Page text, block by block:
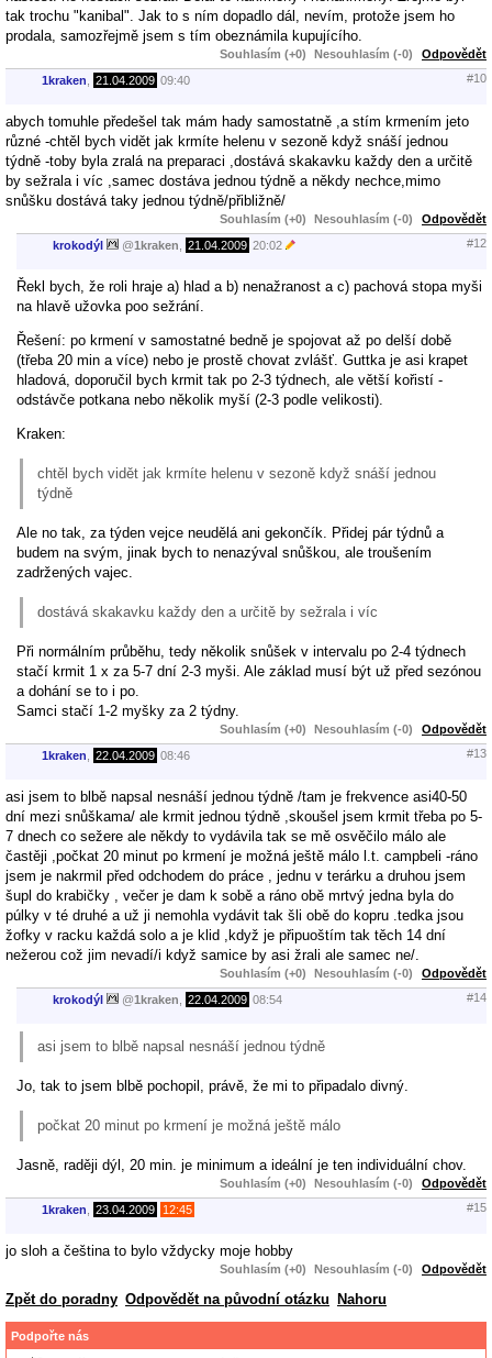
tak trochu "kanibal". Jak to s ním dopadlo dál, nevím, protože jsem ho
prodala, samozřejmě jsem s tím obeznámila kupujícího.
Souhlasím (+0) Nesouhlasím (-0) Odpovědět
1kraken 21.04.2009 09:40 #10
abych tomuhle předešel tak mám hady samostatně ,a stím krmením jeto
různé -chtěl bych vidět jak krmíte helenu v sezoně když snáší jednou
týdně -toby byla zralá na preparaci ,dostává skakavku každy den a určitě
by sežrala i víc ,samec dostáva jednou týdně a někdy nechce,mimo
snůšku dostává taky jednou týdně/přibližně/
Souhlasím (+0) Nesouhlasím (-0) Odpovědět
krokodýl @1kraken 21.04.2009 20:02 #12
Řekl bych, že roli hraje a) hlad a b) nenažranost a c) pachová stopa myši
na hlavě užovka poo sežrání.
Řešení: po krmení v samostatné bedně je spojovat až po delší době
(třeba 20 min a více) nebo je prostě chovat zvlášť. Guttka je asi krapet
hladová, doporučil bych krmit tak po 2-3 týdnech, ale větší kořistí -
odstávče potkana nebo několik myší (2-3 podle velikosti).
Kraken:
chtěl bych vidět jak krmíte helenu v sezoně když snáší jednou
týdně
Ale no tak, za týden vejce neudělá ani gekončík. Přidej pár týdnů a
budem na svým, jinak bych to nenazýval snůškou, ale troušením
zadržených vajec.
dostává skakavku každy den a určitě by sežrala i víc
Při normálním průběhu, tedy několik snůšek v intervalu po 2-4 týdnech
stačí krmit 1 x za 5-7 dní 2-3 myši. Ale základ musí být už před sezónou
a dohání se to i po.
Samci stačí 1-2 myšky za 2 týdny.
Souhlasím (+0) Nesouhlasím (-0) Odpovědět
1kraken 22.04.2009 08:46 #13
asi jsem to blbě napsal nesnáší jednou týdně /tam je frekvence asi40-50
dní mezi snůškama/ ale krmit jednou týdně ,skoušel jsem krmit třeba po 5-
7 dnech co sežere ale někdy to vydávila tak se mě osvěčilo málo ale
častěji ,počkat 20 minut po krmení je možná ještě málo l.t. campbeli -ráno
jsem je nakrmil před odchodem do práce , jednu v terárku a druhou jsem
šupl do krabičky , večer je dam k sobě a ráno obě mrtvý jedna byla do
púlky v té druhé a už ji nemohla vydávit tak šli obě do kopru .tedka jsou
žofky v racku každá solo a je klid ,když je připuoštím tak těch 14 dní
nežerou což jim nevadí/i když samice by asi žrali ale samec ne/.
Souhlasím (+0) Nesouhlasím (-0) Odpovědět
krokodýl @1kraken 22.04.2009 08:54 #14
asi jsem to blbě napsal nesnáší jednou týdně
Jo, tak to jsem blbě pochopil, právě, že mi to připadalo divný.
počkat 20 minut po krmení je možná ještě málo
Jasně, raději dýl, 20 min. je minimum a ideální je ten individuální chov.
Souhlasím (+0) Nesouhlasím (-0) Odpovědět
1kraken 23.04.2009 12:45 #15
jo sloh a čeština to bylo vždycky moje hobby
Souhlasím (+0) Nesouhlasím (-0) Odpovědět
Zpět do poradny Odpovědět na původní otázku Nahoru
Podpořte nás